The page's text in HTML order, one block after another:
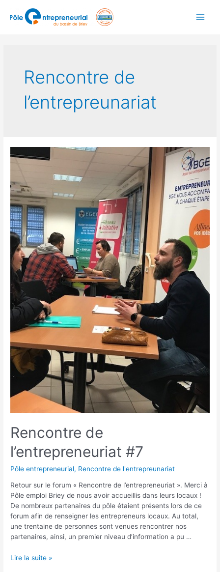
Rencontre de
l’entrepreunariat
Rencontre de
l’entrepreneuriat #7
Pôle entrepreneurial, Rencontre de l'entrepreunariat
Retour sur le forum « Rencontre de l’entrepreneuriat ». Merci à
Pôle emploi Briey de nous avoir accueillis dans leurs locaux !
De nombreux partenaires du pôle étaient présents lors de ce
forum afin de renseigner les entrepreneurs locaux. Au total,
une trentaine de personnes sont venues rencontrer nos
partenaires, ainsi, un premier niveau d’information a pu …
Lire la suite »